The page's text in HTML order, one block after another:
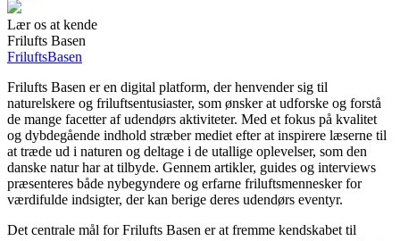
Lær os at kende
Frilufts Basen
FriluftsBasen
Frilufts Basen er en digital platform, der henvender sig til
naturelskere og friluftsentusiaster, som ønsker at udforske og forstå
de mange facetter af udendørs aktiviteter. Med et fokus på kvalitet
og dybdegående indhold stræber mediet efter at inspirere læserne til
at træde ud i naturen og deltage i de utallige oplevelser, som den
danske natur har at tilbyde. Gennem artikler, guides og interviews
præsenteres både nybegyndere og erfarne friluftsmennesker for
værdifulde indsigter, der kan berige deres udendørs eventyr.
Det centrale mål for Frilufts Basen er at fremme kendskabet til